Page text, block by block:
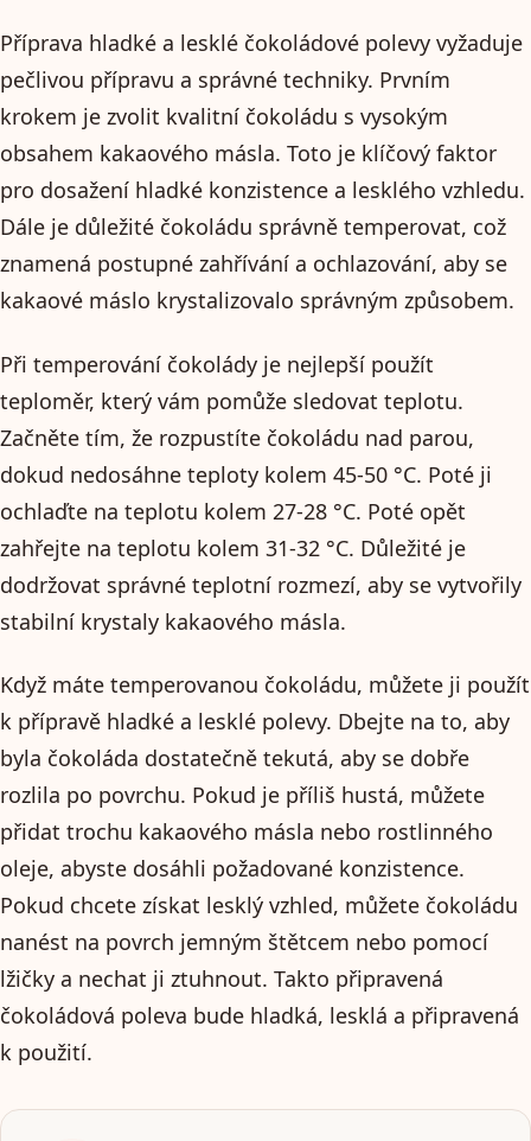
Příprava hladké a lesklé čokoládové polevy vyžaduje
pečlivou přípravu a správné techniky. Prvním
krokem je zvolit kvalitní čokoládu s vysokým
obsahem kakaového másla. Toto je klíčový faktor
pro dosažení hladké konzistence a lesklého vzhledu.
Dále je důležité čokoládu správně temperovat, což
znamená postupné zahřívání a ochlazování, aby se
kakaové máslo krystalizovalo správným způsobem.
Při temperování čokolády je nejlepší použít
teploměr, který vám pomůže sledovat teplotu.
Začněte tím, že rozpustíte čokoládu nad parou,
dokud nedosáhne teploty kolem 45-50 °C. Poté ji
ochlaďte na teplotu kolem 27-28 °C. Poté opět
zahřejte na teplotu kolem 31-32 °C. Důležité je
dodržovat správné teplotní rozmezí, aby se vytvořily
stabilní krystaly kakaového másla.
Když máte temperovanou čokoládu, můžete ji použít
k přípravě hladké a lesklé polevy. Dbejte na to, aby
byla čokoláda dostatečně tekutá, aby se dobře
rozlila po povrchu. Pokud je příliš hustá, můžete
přidat trochu kakaového másla nebo rostlinného
oleje, abyste dosáhli požadované konzistence.
Pokud chcete získat lesklý vzhled, můžete čokoládu
nanést na povrch jemným štětcem nebo pomocí
lžičky a nechat ji ztuhnout. Takto připravená
čokoládová poleva bude hladká, lesklá a připravená
k použití.